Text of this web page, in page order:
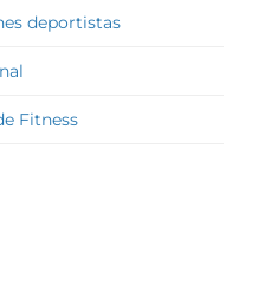
deportistas
Fitness